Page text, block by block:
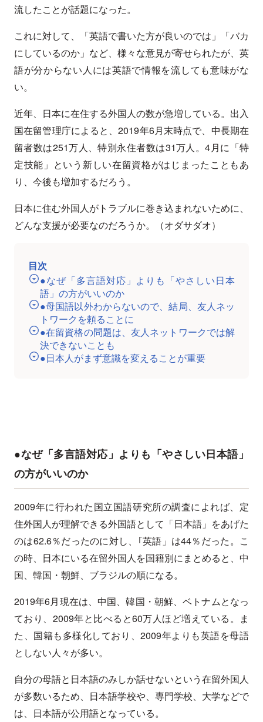
流したことが話題になった。
これに対して、「英語で書いた方が良いのでは」「バカ
にしているのか」など、様々な意見が寄せられたが、英
語が分からない人には英語で情報を流しても意味がな
い。
近年、日本に在住する外国人の数が急増している。出入
国在留管理庁によると、2019年6月末時点で、中長期在
留者数は251万人、特別永住者数は31万人。4月に「特
定技能」という新しい在留資格がはじまったこともあ
り、今後も増加するだろう。
日本に住む外国人がトラブルに巻き込まれないために、
どんな支援が必要なのだろうか。（オダサダオ）
目次
●なぜ「多言語対応」よりも「やさしい日本
語」の方がいいのか
●母国語以外わからないので、結局、友人ネッ
トワークを頼ることに
●在留資格の問題は、友人ネットワークでは解
決できないことも
●日本人がまず意識を変えることが重要
●なぜ「多言語対応」よりも「やさしい日本語」
の方がいいのか
2009年に行われた国立国語研究所の調査によれば、定
住外国人が理解できる外国語として「日本語」をあげた
のは62.6％だったのに対し、｢英語」は44％だった。こ
の時、日本にいる在留外国人を国籍別にまとめると、中
国、韓国・朝鮮、ブラジルの順になる。
2019年6月現在は、中国、韓国・朝鮮、ベトナムとなっ
ており、2009年と比べると60万人ほど増えている。ま
た、国籍も多様化しており、2009年よりも英語を母語
としない人々が多い。
自分の母語と日本語のみしか話せないという在留外国人
が多数いるため、日本語学校や、専門学校、大学などで
は、日本語が公用語となっている。